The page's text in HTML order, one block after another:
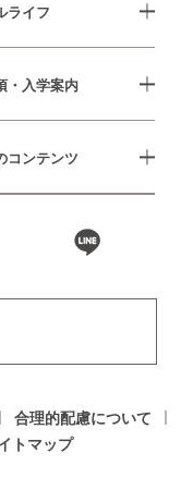
ライフ
・入学案内
コンテンツ
合理的配慮について
トマップ